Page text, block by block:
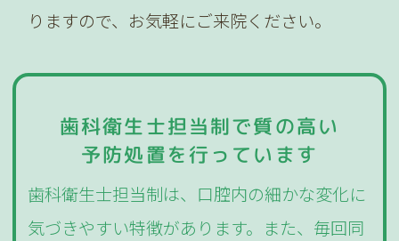
りますので、お気軽にご来院ください。
歯科衛生士担当制で質の高い
予防処置を行っています
歯科衛生士担当制は、口腔内の細かな変化に
気づきやすい特徴があります。また、毎回同